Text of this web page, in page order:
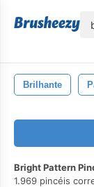
Brilhante
Bright Pattern
1.969 pincéis